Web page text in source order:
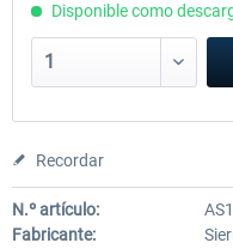
Disponible como
Recordar
N.º artículo:
Fabricante: